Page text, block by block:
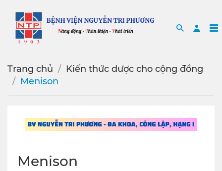
Search
Trang chủ
Kiến thức dược cho cộng đồng
Menison
Menison